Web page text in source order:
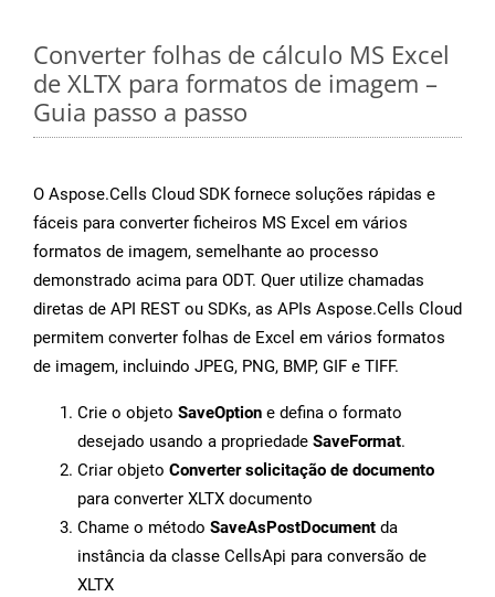
Converter folhas de cálculo MS Excel
de XLTX para formatos de imagem –
Guia passo a passo
O Aspose.Cells Cloud SDK fornece soluções rápidas e
fáceis para converter ficheiros MS Excel em vários
formatos de imagem, semelhante ao processo
demonstrado acima para ODT. Quer utilize chamadas
diretas de API REST ou SDKs, as APIs Aspose.Cells Cloud
permitem converter folhas de Excel em vários formatos
de imagem, incluindo JPEG, PNG, BMP, GIF e TIFF.
Crie o objeto SaveOption e defina o formato
desejado usando a propriedade SaveFormat.
Criar objeto Converter solicitação de documento
para converter XLTX documento
Chame o método SaveAsPostDocument da
instância da classe CellsApi para conversão de
XLTX